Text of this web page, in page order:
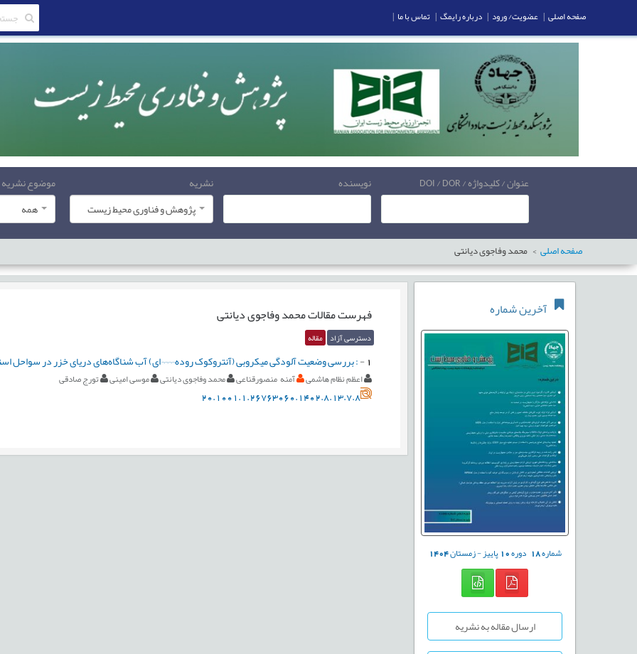
عنوان / کلیدواژه / DOI / DOR نویسنده
نشریه
پژوهش و فناوری محیط زیست
موضوع نشریه
همه
صفحه اصلی محمد وفاجوی دیانتی
آخرین شماره
شماره18 دوره10پاییز - زمستان1404
ارسال مقاله به نشریه
فهرست مقالاتمحمد وفاجوی دیانتی
دسترسی آزاد مقاله
1
-: بررسی وضعیت آلودگی میکروبی (آنتروکوک روده¬¬¬¬ای) آب شناگاه‌های دریای خزر در سواحل
اعظم نظام هاشمی آمنه منصورقناعی محمد وفاجوی دیانتی موسی امینی تورج صادقی
20.1001.1.26763060.1402.8.13.7.8
صفحه اصلی | عضویت/ ورود | درباره رایمگ | تماس با ما |